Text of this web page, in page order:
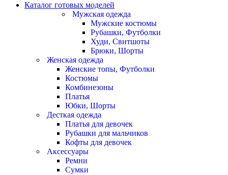
Каталог готовых моделей
Мужская одежда
Мужские костюмы
Рубашки, Футболки
Худи, Свитшоты
Брюки, Шорты
Женская одежда
Женские топы, Футболки
Костюмы
Комбинезоны
Платья
Юбки, Шорты
Десткая одежда
Платья для девочек
Рубашки для мальчиков
Кофты для девочек
Аксессуары
Ремни
Сумки